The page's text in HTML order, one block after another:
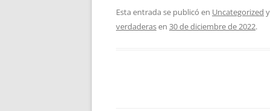
Esta entrada se publicó en Uncategorized
verdaderasen 30 de diciembre de 2022.